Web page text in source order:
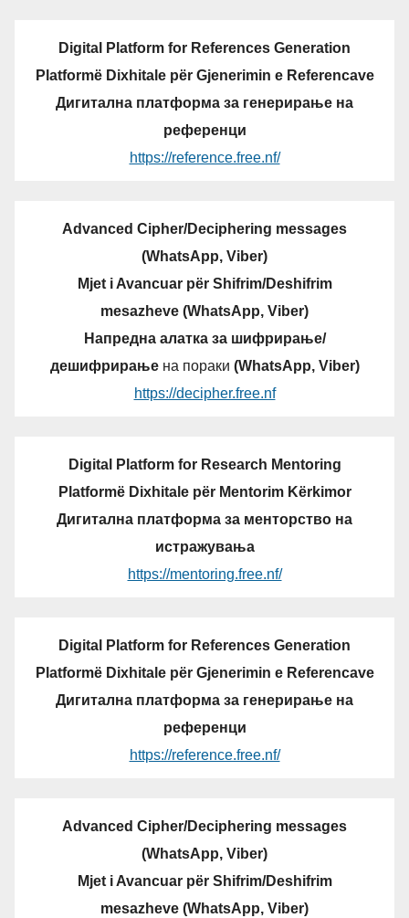
Digital Platform for References Generation
Platformë Dixhitale për Gjenerimin e Referencave
Дигитална платформа за генерирање на
референци
https://reference.free.nf/
Advanced Cipher/Deciphering messages
(WhatsApp, Viber)
Mjet i Avancuar për Shifrim/Deshifrim
mesazheve (WhatsApp, Viber)
Напредна алатка за шифрирање/
дешифрирањена пораки (WhatsApp, Viber)
https://decipher.free.nf
Digital Platform for Research Mentoring
Platformë Dixhitale për Mentorim Kërkimor
Дигитална платформа за менторство на
истражувања
https://mentoring.free.nf/
Digital Platform for References Generation
Platformë Dixhitale për Gjenerimin e Referencave
Дигитална платформа за генерирање на
референци
https://reference.free.nf/
Advanced Cipher/Deciphering messages
(WhatsApp, Viber)
Mjet i Avancuar për Shifrim/Deshifrim
mesazheve (WhatsApp, Viber)